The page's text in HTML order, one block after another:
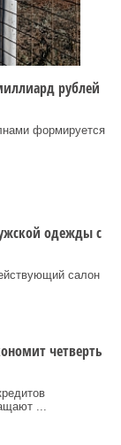
рублей
формируется
одежды с
салон
четверть
...